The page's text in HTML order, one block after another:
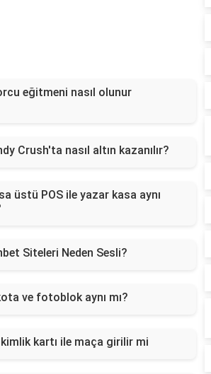
eğitmeni nasıl olunur
Crush'ta nasıl altın kazanılır?
üstü POS ile yazar kasa aynı
Siteleri Neden Sesli?
ve fotoblok aynı mı?
kartı ile maça girilir mi